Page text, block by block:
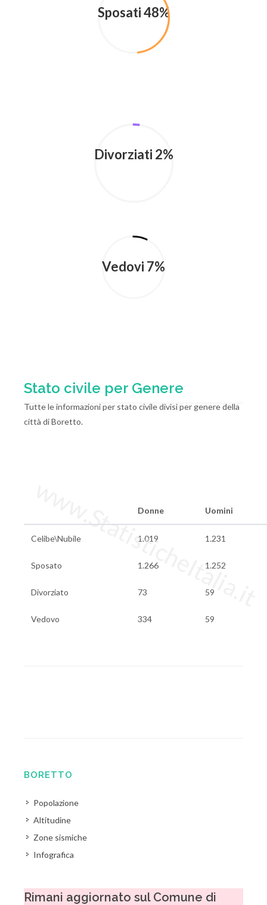
Sposati 48%
Divorziati 2%
Vedovi 7%
Stato civile per Genere
Tutte le informazioni per stato civile divisi per genere della
città di Boretto.
Donne Uomini
Celibe\Nubile 1.019 1.231
Sposato 1.266 1.252
Divorziato 73 59
Vedovo 334 59
www.StatisticheItalia.it
BORETTO
Popolazione
Altitudine
Zone sismiche
Infografica
Rimani aggiornato sul Comune di